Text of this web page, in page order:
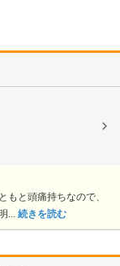
もと頭痛持ちなので、
... 続きを読む